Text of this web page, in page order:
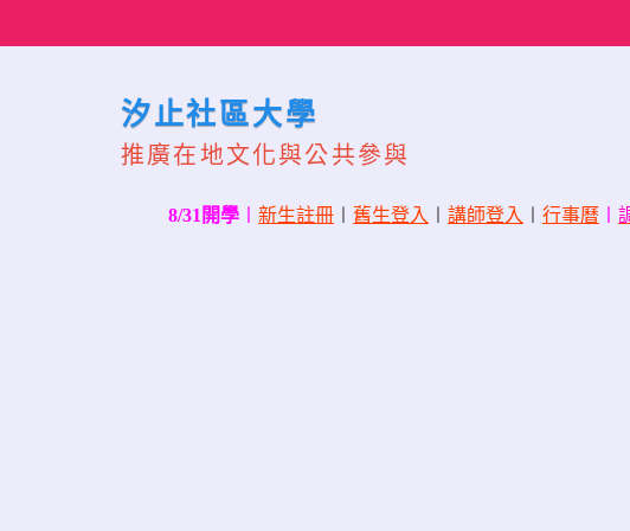
汐止社區大學
推廣在地文化與公共參與
8/31開學 新生註冊 舊生登入 講師登入 行事曆